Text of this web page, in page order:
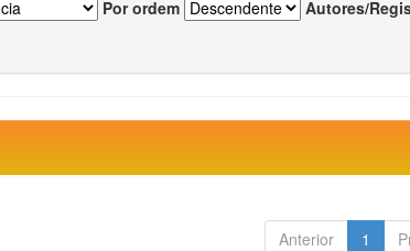
Por ordem Autores/
Anterior 1